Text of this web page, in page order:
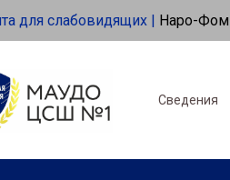
для слабовидящих | Наро-
Сведения